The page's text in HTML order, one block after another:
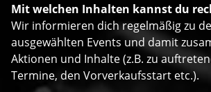
Mit welchen Inhalten kannst du
Wir informieren dich regelmäßig zu
ausgewählten Events und damit
Aktionen und Inhalte (z.B. zu
Termine, den Vorverkaufsstart etc.).